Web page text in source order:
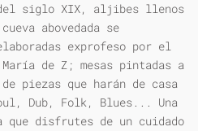
siglo XIX, aljibes llenos
abovedada se
exprofeso por el
de Z; mesas pintadas a
piezas que harán de casa
Dub, Folk, Blues... Una
que disfrutes de un cuidado